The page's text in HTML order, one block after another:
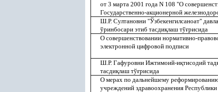
от 3 марта 2001 года N 108 "О
Государственно-акционерной
Ш.Р. Султановни "Ўзбекенгилсаноат"
ўринбосари этиб тасдиқлаш тўғрисида
О совершенствовании нормативно-
электронной цифровой подписи
Ш.Р. Гафуровни Ижтимоий-иқтисодий тад
тасдиқлаш тўғрисида
О мерах по дальнейшему
учреждений здравоохранения Республики